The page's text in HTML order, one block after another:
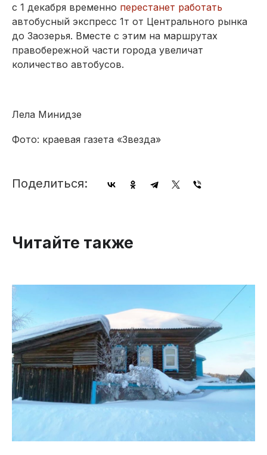
с 1 декабря временно перестанет работать
автобусный экспресс 1т от Центрального рынка
до Заозерья. Вместе с этим на маршрутах
правобережной части города увеличат
количество автобусов.
Лела Минидзе
Фото: краевая газета «Звезда»
Поделиться:
Читайте также